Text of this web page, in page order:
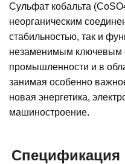
Сульфат кобальта
неорганическим
стабильностью, так и
незаменимым ключевым
промышленности и в
занимая особенно
новая энергетика,
машиностроение.
Спецификация